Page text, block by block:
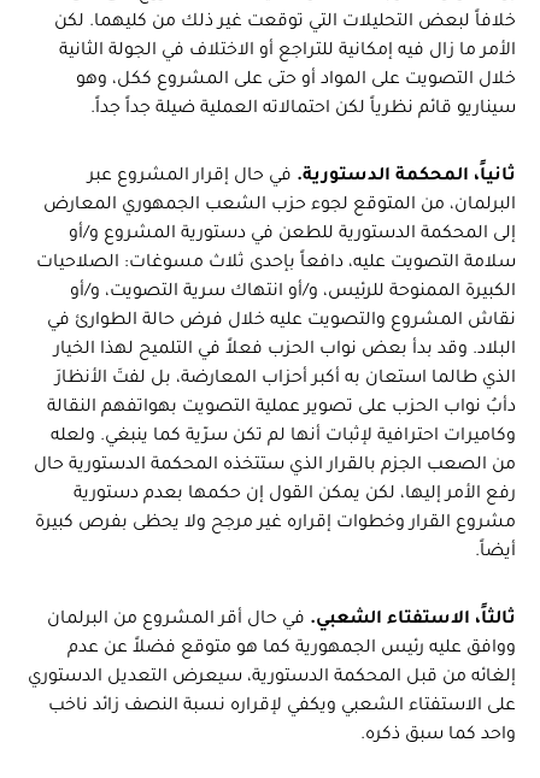
خلافاً لبعض التحليلات التي توقعت غير ذلك من كليهما. لكن
الأمر ما زال فيه إمكانية للتراجع أو الاختلاف في الجولة الثانية
خلال التصويت على المواد أو حتى على المشروع ككل، وهو
سيناريو قائم نظرياً لكن احتمالاته العملية ضيلة جداً جداً.
ثانياً، المحكمة الدستورية. في حال إقرار المشروع عبر
البرلمان، من المتوقع لجوء حزب الشعب الجمهوري المعارض
إلى المحكمة الدستورية للطعن في دستورية المشروع و/أو
سلامة التصويت عليه، دافعاً بإحدى ثلاث مسوغات: الصلاحيات
الكبيرة الممنوحة للرئيس، و/أو انتهاك سرية التصويت، و/أو
نقاش المشروع والتصويت عليه خلال فرض حالة الطوارئ في
البلاد. وقد بدأ بعض نواب الحزب فعلاً في التلميح لهذا الخيار
الذي طالما استعان به أكبر أحزاب المعارضة، بل لفتَ الأنظارَ
دأبُ نواب الحزب على تصوير عملية التصويت بهواتفهم النقالة
وكاميرات احترافية لإثبات أنها لم تكن سرّية كما ينبغي. ولعله
من الصعب الجزم بالقرار الذي ستتخذه المحكمة الدستورية حال
رفع الأمر إليها، لكن يمكن القول إن حكمها بعدم دستورية
مشروع القرار وخطوات إقراره غير مرجح ولا يحظى بفرص كبيرة
أيضاً.
ثالثاً، الاستفتاء الشعبي. في حال أقر المشروع من البرلمان
ووافق عليه رئيس الجمهورية كما هو متوقع فضلاً عن عدم
إلغائه من قبل المحكمة الدستورية، سيعرض التعديل الدستوري
على الاستفتاء الشعبي ويكفي لإقراره نسبة النصف زائد ناخب
واحد كما سبق ذكره.